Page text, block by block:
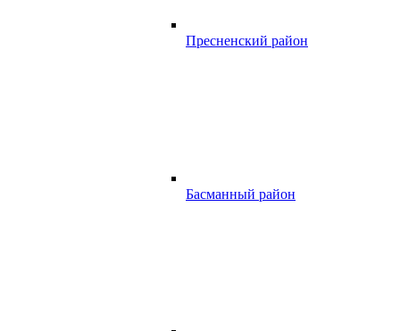
Пресненский район
Басманный район